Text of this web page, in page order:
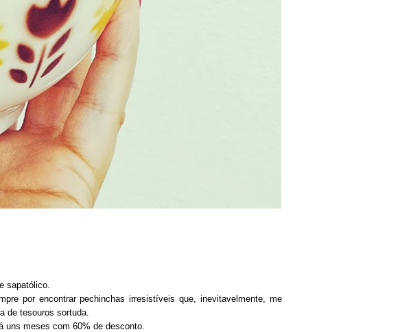
sapatólico.
por encontrar pechinchas irresistíveis que, inevitavelmente, me
de tesouros sortuda.
uns meses com 60% de desconto.